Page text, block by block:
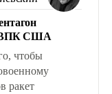
боевые
ВПК США
чтобы
ракет